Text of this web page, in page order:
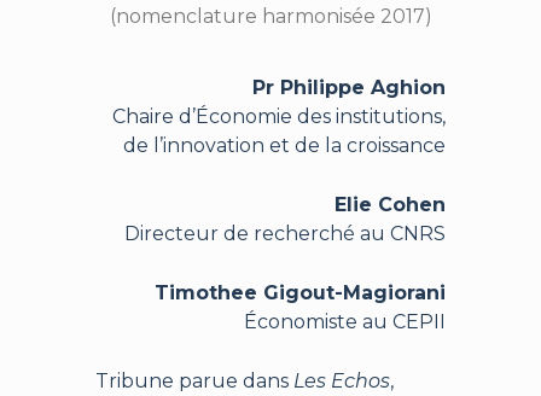
(nomenclature harmonisée 2017)
Pr Philippe Aghion
Chaire d’Économie des institutions,
de l’innovation et de la croissance
Elie Cohen
Directeur de recherché au CNRS
Timothee Gigout-Magiorani
Économiste au CEPII
Tribune parue dans Les Echos,